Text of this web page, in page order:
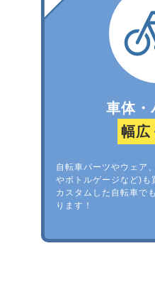
車体・
幅広
自転車パーツやウェア
やボトルゲージなど)も
カスタムした自転車で
ります！